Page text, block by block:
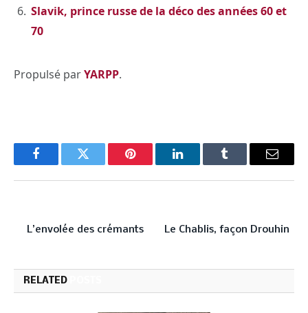
Slavik, prince russe de la déco des années 60 et
70
Propulsé parYARPP.
FacebookTwitter Pinterest LinkedInTumblr Email
L’envolée des crémants
Le Chablis, façon Drouhin
RELATED